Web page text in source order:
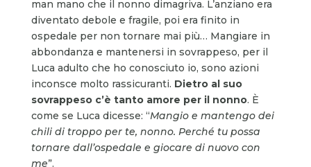
man mano che il nonno dimagriva. L’anziano era
diventato debole e fragile, poi era finito in
ospedale per non tornare mai più… Mangiare in
abbondanza e mantenersi in sovrappeso, per il
Luca adulto che ho conosciuto io, sono azioni
inconsce molto rassicuranti. Dietro al suo
sovrappeso c’è tanto amore per il nonno. È
come se Luca dicesse: “Mangio e mantengo dei
chili di troppo per te, nonno. Perché tu possa
tornare dall’ospedale e giocare di nuovo con
me”.